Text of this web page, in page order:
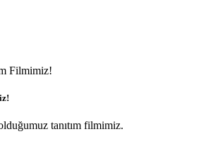
Filmimiz!
tanıtım filmimiz.